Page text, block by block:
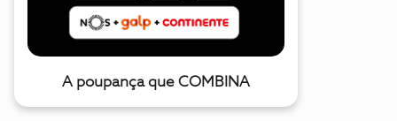
A poupança que COMBINA